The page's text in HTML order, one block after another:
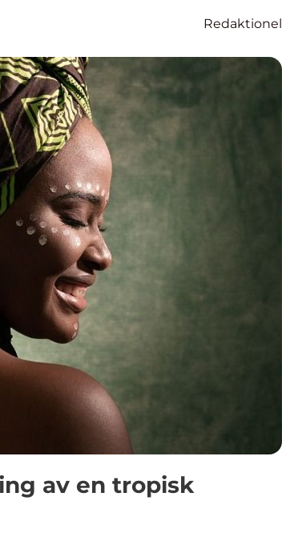
Redaktionel
av en tropisk